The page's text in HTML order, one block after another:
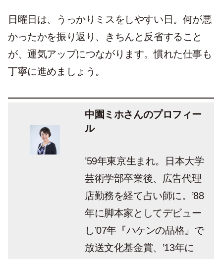
日曜日は、うっかりミスをしやすい日。何が悪
かったかを振り返り、きちんと反省すること
が、運気アップにつながります。慣れた仕事も
丁寧に進めましょう。
中園ミホさんのプロフィー
ル
’59年東京生まれ。日本大学
芸術学部卒業後、広告代理
店勤務を経て占い師に。’88
年に脚本家としてデビュー
し’07年『ハケンの品格』で
放送文化基金賞、’13年に